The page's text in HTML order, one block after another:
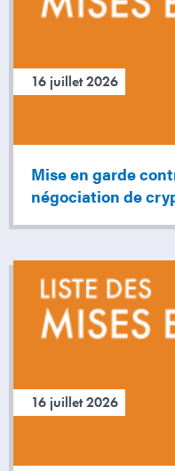
16 juillet 2026
Mise en garde
négociation de
16 juillet 2026